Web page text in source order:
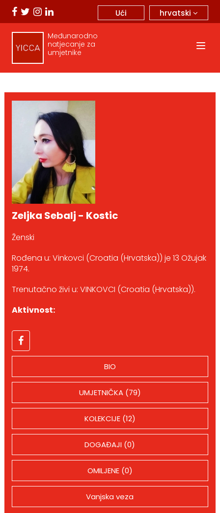
hrvatski
Ući
Međunarodno
natjecanje za
umjetnike
Zeljka Sebalj - Kostic
Ženski
Rođena u: Vinkovci (Croatia (Hrvatska)) je 13 Ožujak
1974.
Trenutačno živi u: VINKOVCI (Croatia (Hrvatska)).
Aktivnost:
BIO
UMJETNIČKA (79)
KOLEKCIJE (12)
DOGAĐAJI (0)
OMILJENE (0)
Vanjska veza